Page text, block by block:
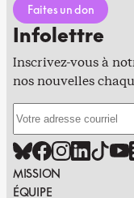
Faites un don
Infolettre
Inscrivez-vous à
nos nouvelles
MISSION
ÉQUIPE